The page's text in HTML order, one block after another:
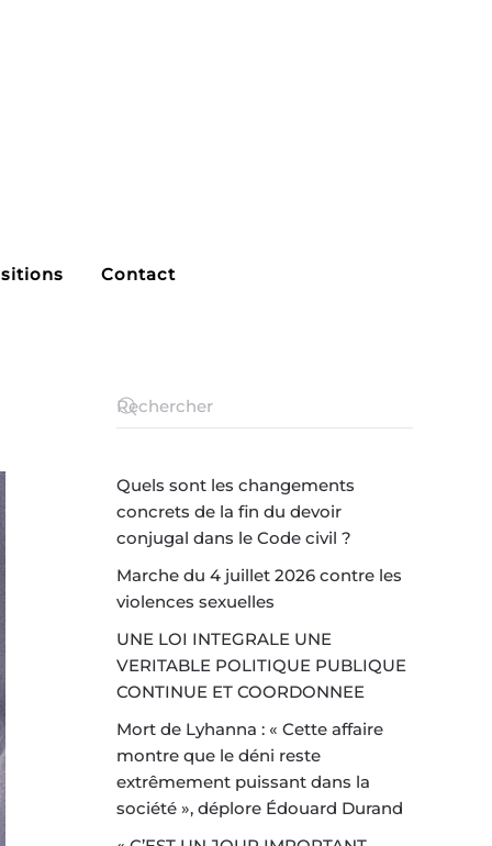
Contact
Quels sont les changements
concrets de la fin du devoir
conjugal dans le Code civil ?
Marche du 4 juillet 2026 contre les
violences sexuelles
UNE LOI INTEGRALE UNE
VERITABLE POLITIQUE PUBLIQUE
CONTINUE ET COORDONNEE
Mort de Lyhanna : « Cette affaire
montre que le déni reste
extrêmement puissant dans la
société », déplore Édouard Durand